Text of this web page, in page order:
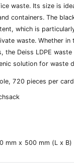
waste. Its size is
containers. The
which is
waste. Whether in
the Deiss LDPE
solution for waste
720 pieces per
mm x 500 mm (L x B)